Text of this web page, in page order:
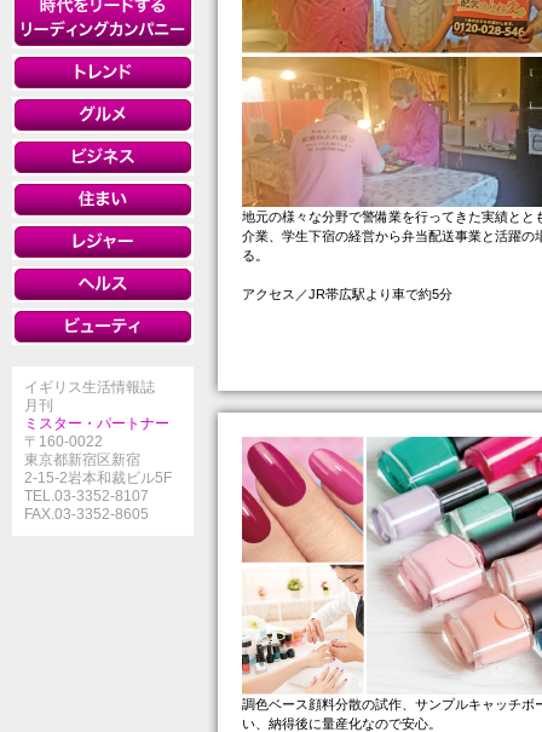
イギリス生活情報誌
月刊
ミスター・パートナー
〒160-0022
東京都新宿区新宿
2-15-2岩本和裁ビル5F
TEL.03-3352-8107
FAX.03-3352-8605
地元の様々な分野で警備業を行ってきた実績とと
介業、学生下宿の経営から弁当配送事業と活躍の
る。
アクセス／JR帯広駅より車で約5分
調色ベース顔料分散の試作、サンプルキャッチボ
い、納得後に量産化なので安心。